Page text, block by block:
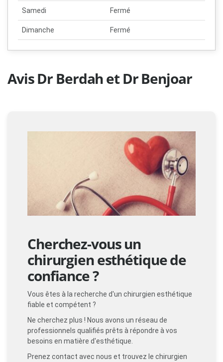
Samedi Fermé
Dimanche Fermé
Avis Dr Berdah et Dr Benjoar
Cherchez-vous un
chirurgien esthétique de
confiance ?
Vous êtes à la recherche d'un chirurgien esthétique
fiable et compétent ?
Ne cherchez plus ! Nous avons un réseau de
professionnels qualifiés prêts à répondre à vos
besoins en matière d'esthétique.
Prenez contact avec nous et trouvez le chirurgien